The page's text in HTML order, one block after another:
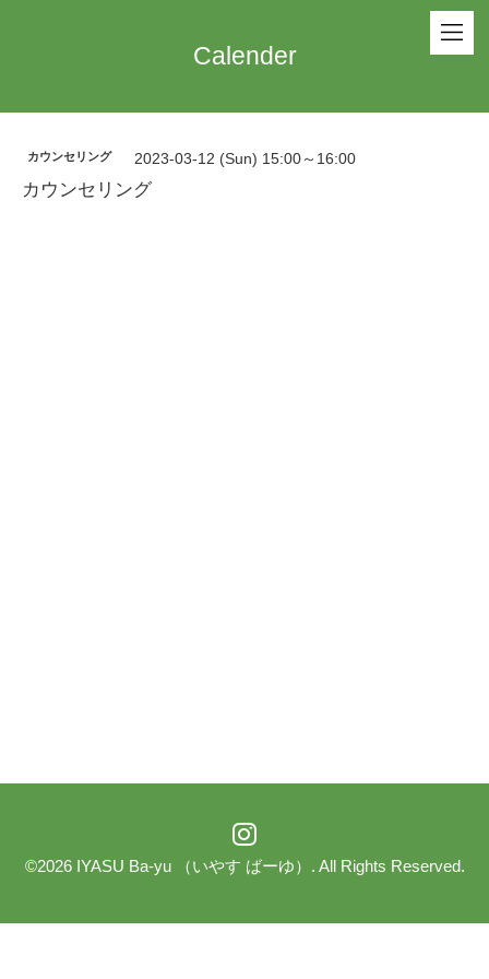
Calender
カウンセリング 2023-03-12 (Sun) 15:00～16:00
カウンセリング
©2026 IYASU Ba-yu （いやす ばーゆ） . All Rights Reserved.